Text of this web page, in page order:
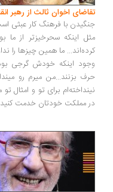
اخوان ثالث از رهبر انقلاب
با فرهنگ کار عبثی است... این
اینکه سحرخیزتر از ما
ما همین چیزها را نداریم.
اینکه خودش گرجی بود،
بزنند...من میرم رو میندازم
برای تو و امثال تو میرم
مملکت خودتان خدمت کنید...